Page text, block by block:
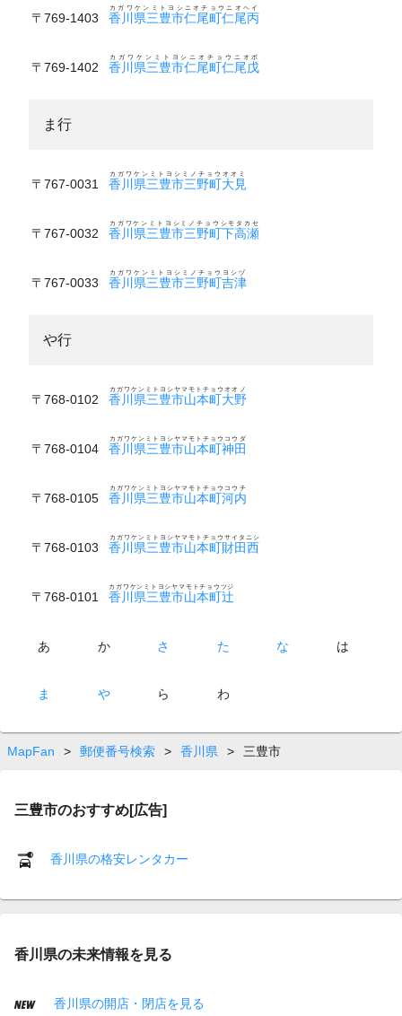
〒769-1403 香川県三豊市仁尾町仁尾丙
カガワケンミトヨシニオチョウニオヘイ
〒769-1402 香川県三豊市仁尾町仁尾戊
カガワケンミトヨシニオチョウニオボ
ま行
〒767-0031 香川県三豊市三野町大見
カガワケンミトヨシミノチョウオオミ
〒767-0032 香川県三豊市三野町下高瀬
カガワケンミトヨシミノチョウシモタカセ
〒767-0033 香川県三豊市三野町吉津
カガワケンミトヨシミノチョウヨシヅ
や行
〒768-0102 香川県三豊市山本町大野
カガワケンミトヨシヤマモトチョウオオノ
〒768-0104 香川県三豊市山本町神田
カガワケンミトヨシヤマモトチョウコウダ
〒768-0105 香川県三豊市山本町河内
カガワケンミトヨシヤマモトチョウコウチ
〒768-0103 香川県三豊市山本町財田西
カガワケンミトヨシヤマモトチョウサイタニシ
〒768-0101 香川県三豊市山本町辻
カガワケンミトヨシヤマモトチョウツジ
あ か さ た な は
ま や ら わ
MapFan > 郵便番号検索 > 香川県 > 三豊市
三豊市のおすすめ[広告]
香川県の格安レンタカー
香川県の未来情報を見る
香川県の開店・閉店を見る